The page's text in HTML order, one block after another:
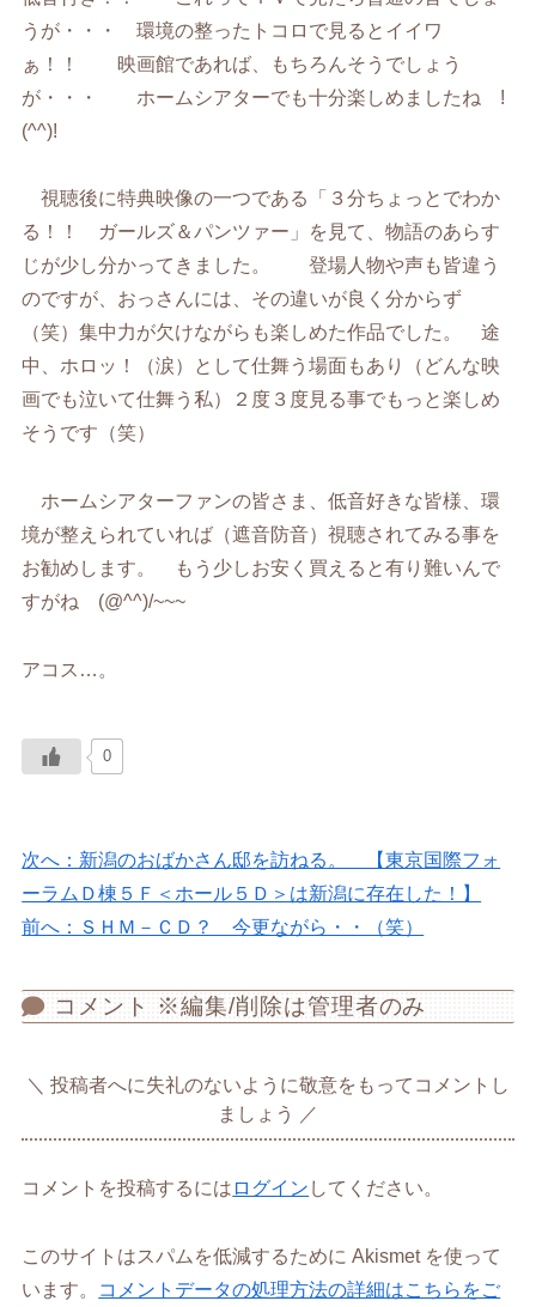
うが・・・ 環境の整ったトコロで見るとイイワ
ぁ！！ 映画館であれば、もちろんそうでしょう
が・・・ ホームシアターでも十分楽しめましたね !
(^^)!
視聴後に特典映像の一つである「３分ちょっとでわか
る！！ ガールズ＆パンツァー」を見て、物語のあらす
じが少し分かってきました。 登場人物や声も皆違う
のですが、おっさんには、その違いが良く分からず
（笑）集中力が欠けながらも楽しめた作品でした。 途
中、ホロッ！（涙）として仕舞う場面もあり（どんな映
画でも泣いて仕舞う私）２度３度見る事でもっと楽しめ
そうです（笑）
ホームシアターファンの皆さま、低音好きな皆様、環
境が整えられていれば（遮音防音）視聴されてみる事を
お勧めします。 もう少しお安く買えると有り難いんで
すがね (@^^)/~~~
アコス…。
0
次へ：新潟のおばかさん邸を訪ねる。 【東京国際フォ
ーラムＤ棟５Ｆ＜ホール５Ｄ＞は新潟に存在した！】
前へ：ＳＨＭ－ＣＤ？ 今更ながら・・（笑）
コメント ※編集/削除は管理者のみ
投稿者へに失礼のないように敬意をもってコメントし
ましょう
コメントを投稿するには ログイン してください。
このサイトはスパムを低減するために Akismet を使って
います。
コメントデータの処理方法の詳細はこちらをご